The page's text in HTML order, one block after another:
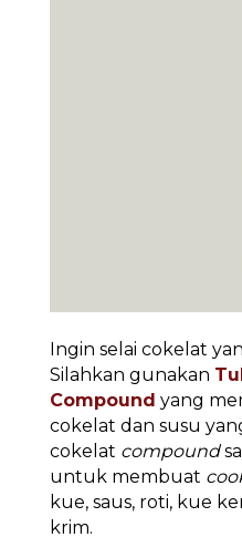
Ingin selai cokelat
Silahkan gunakan
Compound yang
cokelat dan susu
cokelat compound
untuk membuat
kue, saus, roti, kue
krim.